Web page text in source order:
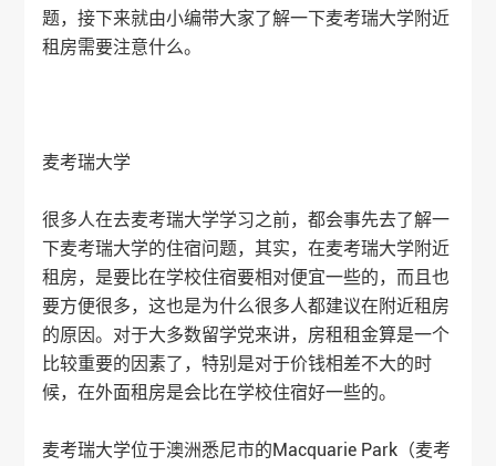
题，接下来就由小编带大家了解一下麦考瑞大学附近
租房需要注意什么。
麦考瑞大学
很多人在去麦考瑞大学学习之前，都会事先去了解一
下麦考瑞大学的住宿问题，其实，在麦考瑞大学附近
租房，是要比在学校住宿要相对便宜一些的，而且也
要方便很多，这也是为什么很多人都建议在附近租房
的原因。对于大多数留学党来讲，房租租金算是一个
比较重要的因素了，特别是对于价钱相差不大的时
候，在外面租房是会比在学校住宿好一些的。
麦考瑞大学位于澳洲悉尼市的Macquarie Park（麦考